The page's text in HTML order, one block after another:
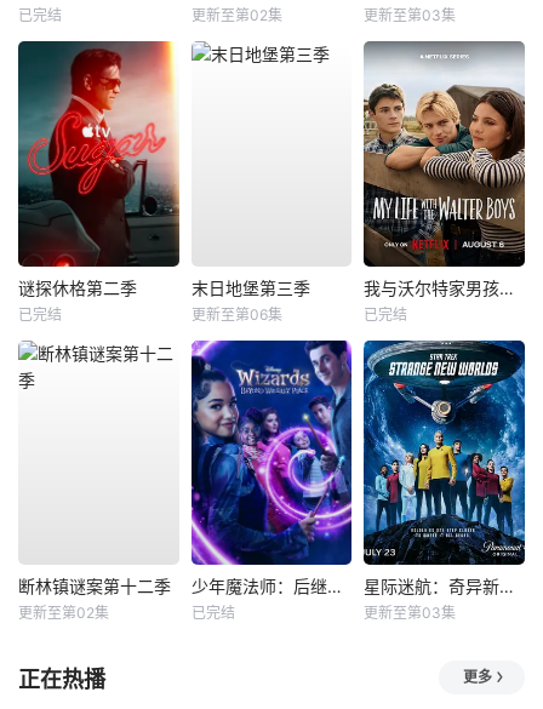
已完结 更新至第02集 更新至第03集
谜探休格第二季
已完结
末日地堡第三季
更新至第06集
我与沃尔特家男孩的生活第三季
已完结
断林镇谜案第十二季
更新至第02集
少年魔法师：后继者第三季
已完结
星际迷航：奇异新世界第四季
更新至第03集
正在热播 更多